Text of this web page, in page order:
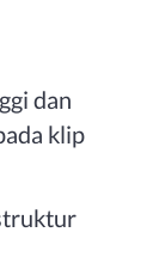
dan
klip